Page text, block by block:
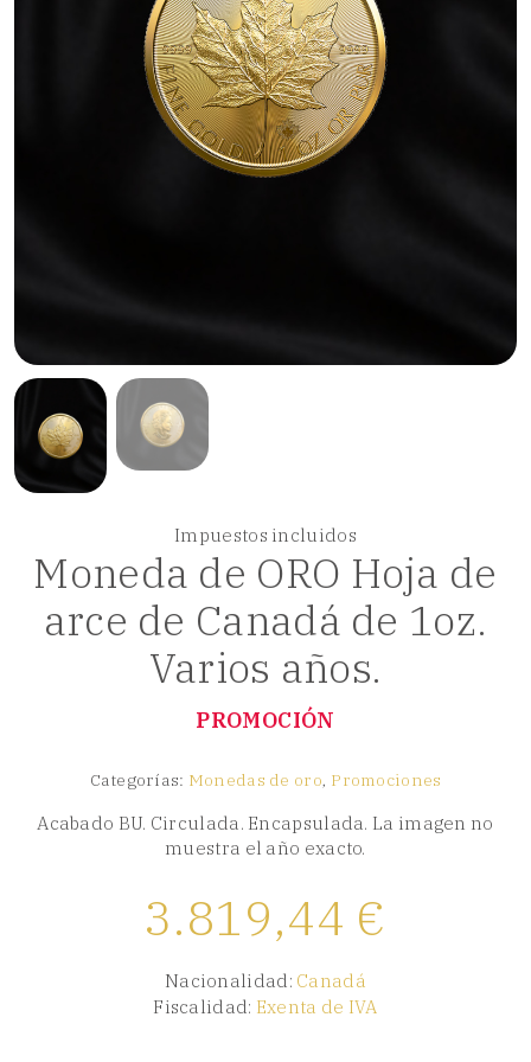
Moneda de ORO Hoja de
arce de Canadá de 1oz.
Varios años.
PROMOCIÓN
3.819,44 €
Impuestos incluidos
Nacionalidad: Canadá
Fiscalidad: Exenta de IVA
Acabado BU. Circulada. Encapsulada. La imagen no
muestra el año exacto.
Categorías: Monedas de oro, Promociones